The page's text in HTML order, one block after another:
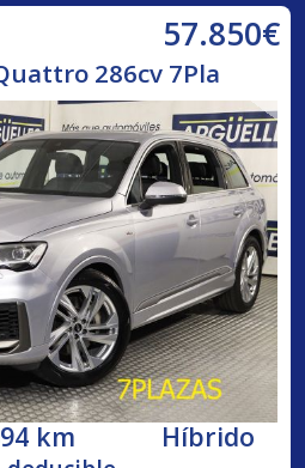
57.850€
286cv 7Pla
km Híbrido